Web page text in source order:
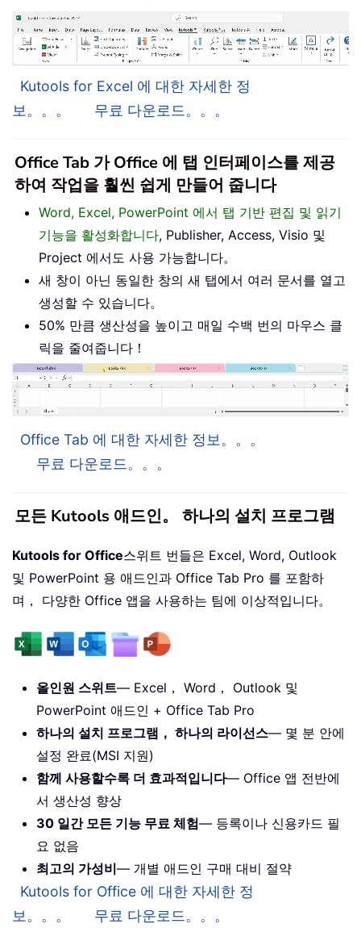
Kutools for Excel 에 대한 자세한 정
보。。。
무료 다운로드。。。
Office Tab 가 Office 에 탭 인터페이스를 제공
하여 작업을 훨씬 쉽게 만들어 줍니다
Word, Excel, PowerPoint 에서 탭 기반 편집 및 읽기
기능을 활성화합니다, Publisher, Access, Visio 및
Project 에서도 사용 가능합니다。
새 창이 아닌 동일한 창의 새 탭에서 여러 문서를 열고
생성할 수 있습니다。
50% 만큼 생산성을 높이고 매일 수백 번의 마우스 클
릭을 줄여줍니다！
Office Tab 에 대한 자세한 정보。。。
무료 다운로드。。。
모든 Kutools 애드인。 하나의 설치 프로그램
Kutools for Office스위트 번들은 Excel, Word, Outlook
및 PowerPoint 용 애드인과 Office Tab Pro 를 포함하
며， 다양한 Office 앱을 사용하는 팀에 이상적입니다。
올인원 스위트— Excel， Word， Outlook 및
PowerPoint 애드인 + Office Tab Pro
하나의 설치 프로그램， 하나의 라이선스— 몇 분 안에
설정 완료(MSI 지원)
함께 사용할수록 더 효과적입니다— Office 앱 전반에
서 생산성 향상
30 일간 모든 기능 무료 체험— 등록이나 신용카드 필
요 없음
최고의 가성비— 개별 애드인 구매 대비 절약
Kutools for Office 에 대한 자세한 정
보。。。
무료 다운로드。。。